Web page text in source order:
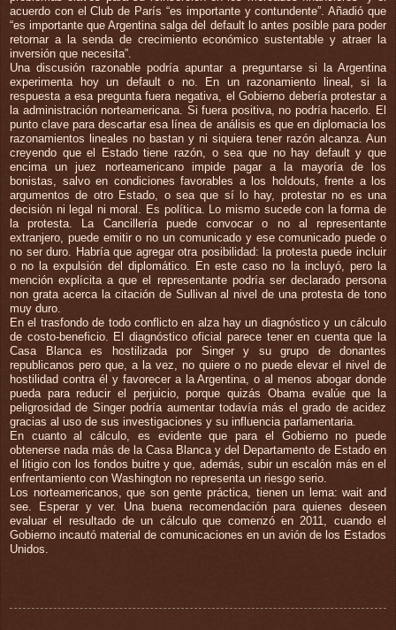
acuerdo con el Club de París “es importante y contundente”. Añadió que
“es importante que Argentina salga del default lo antes posible para poder
retornar a la senda de crecimiento económico sustentable y atraer la
inversión que necesita”.
Una discusión razonable podría apuntar a preguntarse si la Argentina
experimenta hoy un default o no. En un razonamiento lineal, si la
respuesta a esa pregunta fuera negativa, el Gobierno debería protestar a
la administración norteamericana. Si fuera positiva, no podría hacerlo. El
punto clave para descartar esa línea de análisis es que en diplomacia los
razonamientos lineales no bastan y ni siquiera tener razón alcanza. Aun
creyendo que el Estado tiene razón, o sea que no hay default y que
encima un juez norteamericano impide pagar a la mayoría de los
bonistas, salvo en condiciones favorables a los holdouts, frente a los
argumentos de otro Estado, o sea que sí lo hay, protestar no es una
decisión ni legal ni moral. Es política. Lo mismo sucede con la forma de
la protesta. La Cancillería puede convocar o no al representante
extranjero, puede emitir o no un comunicado y ese comunicado puede o
no ser duro. Habría que agregar otra posibilidad: la protesta puede incluir
o no la expulsión del diplomático. En este caso no la incluyó, pero la
mención explícita a que el representante podría ser declarado persona
non grata acerca la citación de Sullivan al nivel de una protesta de tono
muy duro.
En el trasfondo de todo conflicto en alza hay un diagnóstico y un cálculo
de costo-beneficio. El diagnóstico oficial parece tener en cuenta que la
Casa Blanca es hostilizada por Singer y su grupo de donantes
republicanos pero que, a la vez, no quiere o no puede elevar el nivel de
hostilidad contra él y favorecer a la Argentina, o al menos abogar donde
pueda para reducir el perjuicio, porque quizás Obama evalúe que la
peligrosidad de Singer podría aumentar todavía más el grado de acidez
gracias al uso de sus investigaciones y su influencia parlamentaria.
En cuanto al cálculo, es evidente que para el Gobierno no puede
obtenerse nada más de la Casa Blanca y del Departamento de Estado en
el litigio con los fondos buitre y que, además, subir un escalón más en el
enfrentamiento con Washington no representa un riesgo serio.
Los norteamericanos, que son gente práctica, tienen un lema: wait and
see. Esperar y ver. Una buena recomendación para quienes deseen
evaluar el resultado de un cálculo que comenzó en 2011, cuando el
Gobierno incautó material de comunicaciones en un avión de los Estados
Unidos.